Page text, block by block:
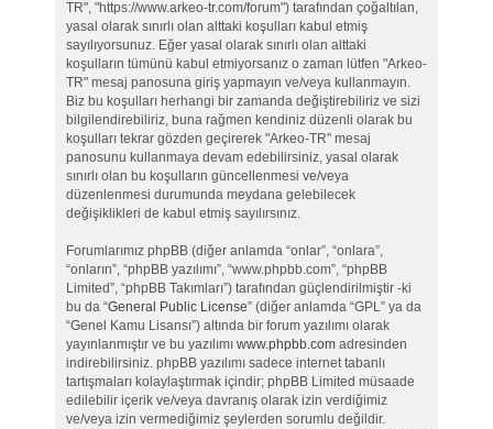
TR", "https://www.arkeo-tr.com/forum") tarafından çoğaltılan,
yasal olarak sınırlı olan alttaki koşulları kabul etmiş
sayılıyorsunuz. Eğer yasal olarak sınırlı olan alttaki
koşulların tümünü kabul etmiyorsanız o zaman lütfen "Arkeo-
TR" mesaj panosuna giriş yapmayın ve/veya kullanmayın.
Biz bu koşulları herhangi bir zamanda değiştirebiliriz ve sizi
bilgilendirebiliriz, buna rağmen kendiniz düzenli olarak bu
koşulları tekrar gözden geçirerek "Arkeo-TR" mesaj
panosunu kullanmaya devam edebilirsiniz, yasal olarak
sınırlı olan bu koşulların güncellenmesi ve/veya
düzenlenmesi durumunda meydana gelebilecek
değişiklikleri de kabul etmiş sayılırsınız.
Forumlarımız phpBB (diğer anlamda “onlar”, “onlara”,
“onların”, “phpBB yazılımı”, “www.phpbb.com”, “phpBB
Limited”, “phpBB Takımları”) tarafından güçlendirilmiştir -ki
bu da “General Public License” (diğer anlamda “GPL” ya da
“Genel Kamu Lisansı”) altında bir forum yazılımı olarak
yayınlanmıştır ve bu yazılımı www.phpbb.comadresinden
indirebilirsiniz. phpBB yazılımı sadece internet tabanlı
tartışmaları kolaylaştırmak içindir; phpBB Limited müsaade
edilebilir içerik ve/veya davranış olarak izin verdiğimiz
ve/veya izin vermediğimiz şeylerden sorumlu değildir.